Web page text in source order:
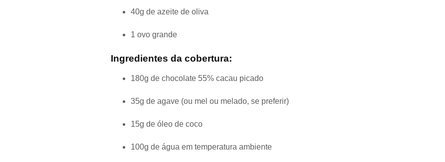
40g de azeite de oliva
1 ovo grande
Ingredientes da cobertura:
180g de chocolate 55% cacau picado
35g de agave (ou mel ou melado, se preferir)
15g de óleo de coco
100g de água em temperatura ambiente